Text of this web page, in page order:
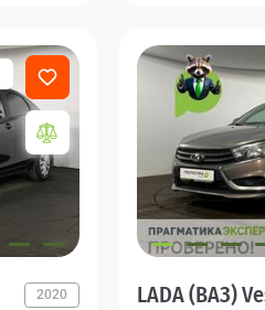
2020 LADA (ВАЗ)